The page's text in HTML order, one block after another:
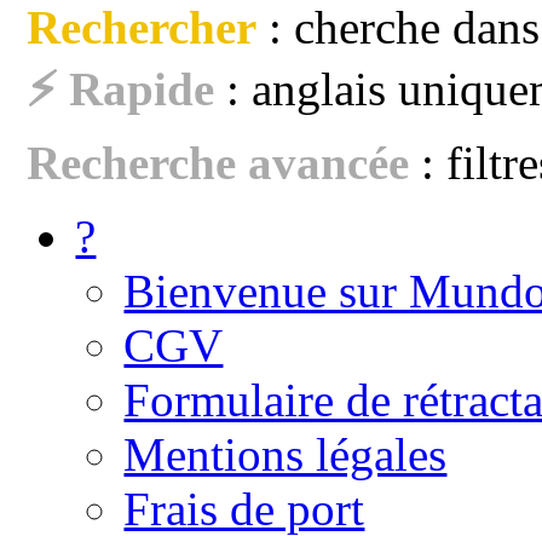
Rechercher : cherche
⚡ Rapide : anglais
Recherche avancée :
?
Bienvenue sur
CGV
Formulaire de
Mentions légales
Frais de port